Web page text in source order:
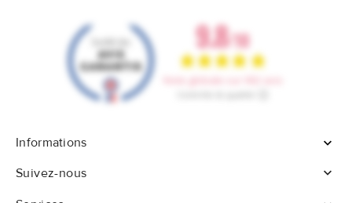
Informations

Suivez-nous
